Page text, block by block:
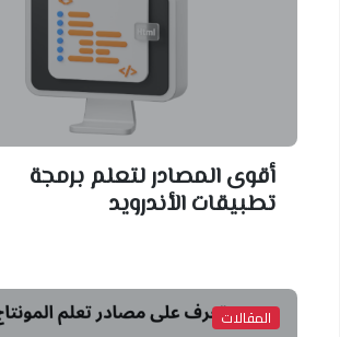
أقوى المصادر لتعلم برمجة
تطبيقات الأندرويد
المقالات